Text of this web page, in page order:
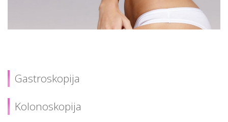
Gastroskopija
Kolonoskopija